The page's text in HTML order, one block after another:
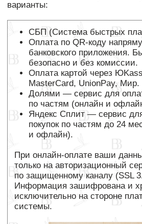
Мы понимаем, как важно, чтобы изделие
идеально подошло. Поэтому для клиентов
BYBIOL доступна возможность оплаты после
примерки любым из способов, перечисленных
Эта опция действует:
— при курьерской доставке по Москве;
— при получении заказа в ПВЗ по всей
России;
❗ В точках продаж мультибрендовых
магазинов, где представлен наш бред BYBIOL,
эта опция недоступна.
подошли и понравились.